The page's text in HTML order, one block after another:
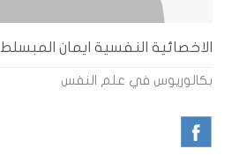
الاخصائية النفسية ايمان المبسلط
بكالوريوس في علم النفس